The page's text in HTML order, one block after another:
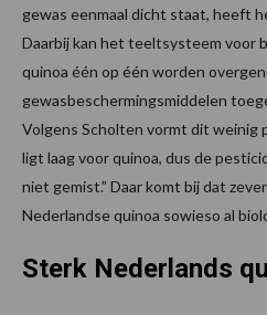
gewas eenmaal dicht staat, heeft
Daarbij kan het teeltsysteem voor
quinoa één op één worden
gewasbeschermingsmiddelen
Volgens Scholten vormt dit weinig
ligt laag voor quinoa, dus de
niet gemist.” Daar komt bij dat
Nederlandse quinoa sowieso al
Sterk Nederlands